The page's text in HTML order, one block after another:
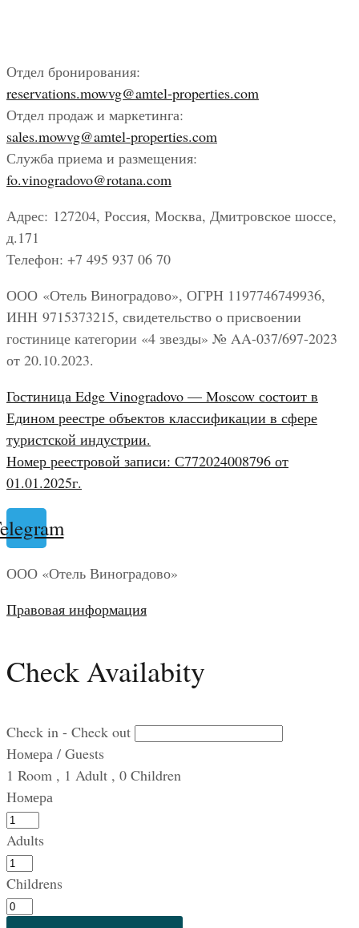
Отдел бронирования:
reservations.mowvg@amtel-properties.com
Отдел продаж и маркетинга:
sales.mowvg@amtel-properties.com
Служба приема и размещения:
fo.vinogradovo@rotana.com
Адрес: 127204, Россия, Москва, Дмитровское шоссе,
д.171
Телефон: +7 495 937 06 70
ООО «Отель Виноградово», ОГРН 1197746749936,
ИНН 9715373215, свидетельство о присвоении
гостинице категории «4 звезды» № AA-037/697-2023
от 20.10.2023.
Гостиница Edge Vinogradovo — Moscow состоит в
Едином реестре объектов классификации в сфере
туристской индустрии.
Номер реестровой записи: С772024008796 от
01.01.2025г.
ООО «Отель Виноградово»
Правовая информация
Check Availabity
Check in - Check out
Номера / Guests
1 Room , 1 Adult , 0 Children
Номера
Adults
Childrens